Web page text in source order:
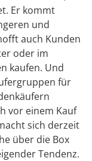
Er kommt
und
auch Kunden
oder im
kaufen. Und
für
vor einem Kauf
sich derzeit
über die Box
Tendenz.